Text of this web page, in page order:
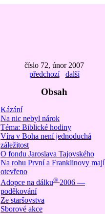
číslo 72, únor 2007
předchozí
další
Obsah
Kázání
Na nic nebyl nárok
Téma: Biblické hodiny
Víra v Boha není jednoduchá
záležitost
O fondu Jaroslava Tajovského
Na rohu První a Franklinovy mají
otevřeno
Adopce na dálku® 2006 —
poděkování
Ze staršovstva
Sborové akce